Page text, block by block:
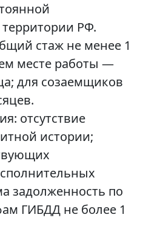
РФ.
стаж не менее 1
месте работы —
для созаемщиков
отсутствие
истории;
задолженность по
ГИБДД не более 1